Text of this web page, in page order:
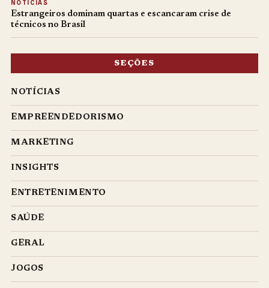
NOTÍCIAS
Estrangeiros dominam quartas e escancaram crise de
técnicos no Brasil
SEÇÕES
NOTÍCIAS
EMPREENDEDORISMO
MARKETING
INSIGHTS
ENTRETENIMENTO
SAÚDE
GERAL
JOGOS